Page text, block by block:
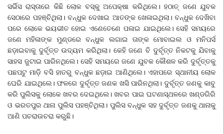
ସର୍ଭିସ ରାସ୍ତାରେ କିଛି ଲୋକ ବସ୍‌କୁ ଅପେକ୍ଷା କରିଥିଲେ। ହଠାତ୍ ଜଣେ ଯୁବକ
ସେଠାରେ ପହଞ୍ଚିଥିଲା। ବନ୍ଧୁକ ଦେଖାଇ ଆତଙ୍କ ଖେଳାଇଥିଲା। ବନ୍ଧୁକ ଦେଖିବା
ପରେ ଲୋକେ ଭୟଭୀତ ହୋଇ ଏଣେତେଣେ ପଳାଇ ଯାଇଥିଲେ। ସେହି ସମୟରେ
ଜଣେ ମହିଳାଙ୍କ ମୁଣ୍ଡରେ ବନ୍ଧୁକ ଲଗାଇ ତାଙ୍କ ମୋବାଇଲ ଓ ମନିପର୍ସ
ଛଡ଼ାଇବାକୁ ଦୁର୍ବୃତ୍ତ ଉଦ୍ୟମ କରିଥିଲା। କେହି ଜଣେ ବି ଦୁର୍ବୃତ୍ତ ନିକଟକୁ ଯିବାକୁ
ସାହସ ଜୁଟାଇ ପାରିନଥିଲେ। ସେହି ସମୟରେ ଜଣେ ଯୁବକ କୌଶଳ କରି ଦୁର୍ବୃତ୍ତକୁ
ପଛପଟୁ ମାଡ଼ି ବସି ହାତରୁ ବନ୍ଧୁକ ଛଡ଼ାଇ ଆଣିଥିଲେ। ଏହାପରେ ସ୍ଥାନୀୟ ଲୋକ
ଘେରି ଯାଇଥିଲେ। ଫଳରେ ଦୁର୍ବୃତ୍ତ ଜଣକ ଖସି ପାରିନଥିଲା। ଦୁର୍ବୃତ୍ତ ଜଣକୁ କାବୁ
କରି ପୁଲିସକୁ ଲୋକେ ଖବର ଦେଇଥିଲେ। ଖବର ପାଇ ଘଟଣାସ୍ଥଳରେ ଖଣ୍ଡଗିରି
ଓ ଭରତପୁର ଥାନା ପୁଲିସ ପହଞ୍ଚିଥିଲା। ପୁଲିସ ବନ୍ଧୁକ ସହ ଦୁର୍ବୃତ୍ତ ଜଣକୁ ଥାନାକୁ
ଆଣି ପଚରାଉଚରା କରୁଛି।